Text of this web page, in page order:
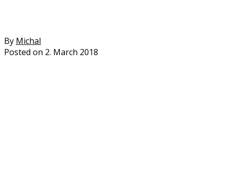
By Michal
Posted on 2. March 2018